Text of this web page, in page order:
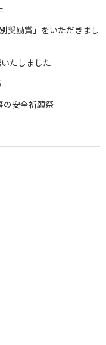
奨励賞」をいただきまし
たしました
の安全祈願祭